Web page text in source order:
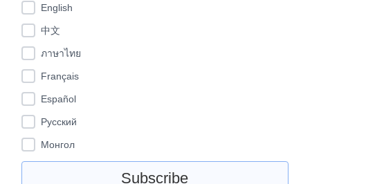
English
中文
ภาษาไทย
Français
Español
Pусский
Монгол